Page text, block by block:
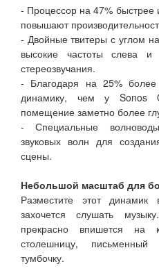
- Процессор на 47%
повышают
- Двойные твитеры с углом
высокие частоты слева
стереозвучания.
- Благодаря на 25% более
динамику, чем у Sonos
помещение заметно более
- Специальные
звуковых волн для
сцены.
Небольшой масштаб для
Разместите этот
захочется слушать
прекрасно впишется на
столешницу,
тумбочку.